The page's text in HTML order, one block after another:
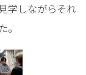
学しながらそれ